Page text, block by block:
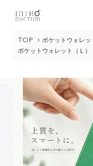
TOP
ポケットウォレッ
ポケットウォレット（Ｌ）